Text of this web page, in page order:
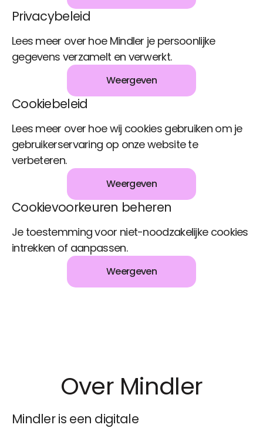
Privacybeleid
Lees meer over hoe Mindler je persoonlijke
gegevens verzamelt en verwerkt.
Weergeven
Cookiebeleid
Lees meer over hoe wij cookies gebruiken om je
gebruikerservaring op onze website te
verbeteren.
Weergeven
Cookievoorkeuren beheren
Je toestemming voor niet-noodzakelijke cookies
intrekken of aanpassen.
Weergeven
Over Mindler
Mindler is een digitale